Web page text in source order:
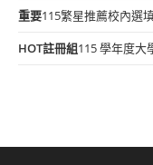
重要115繁星推薦校內選
HOT註冊組115 學年度大